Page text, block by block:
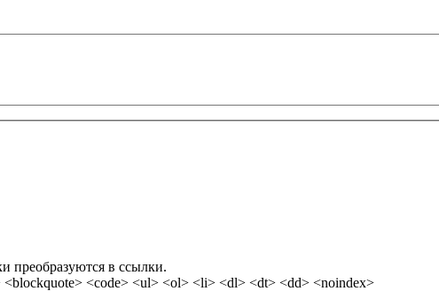
преобразуются в ссылки.
<code> <ul> <ol> <li> <dl> <dt> <dd> <noindex>